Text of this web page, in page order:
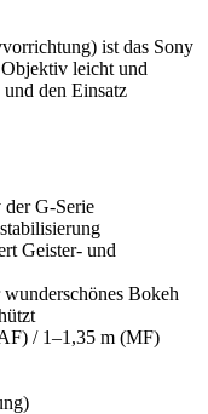
ist das Sony
leicht und
den Einsatz
der G-Serie
Geister- und
Bokeh
/ 1–1,35 m (MF)